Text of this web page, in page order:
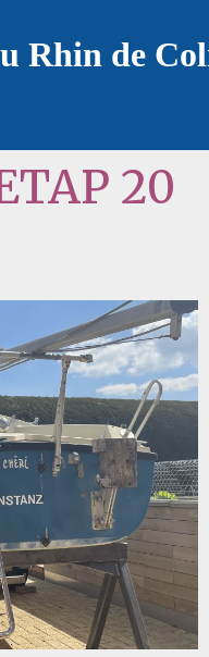
Rhin de
20